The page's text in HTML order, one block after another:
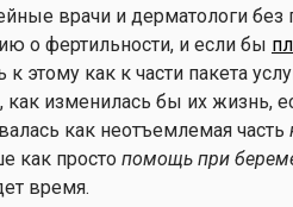
врачи и дерматологи
о фертильности, и если бы
к этому как к части пакета
как изменилась бы их жизнь,
как неотъемлемая часть
как просто помощь при
время.